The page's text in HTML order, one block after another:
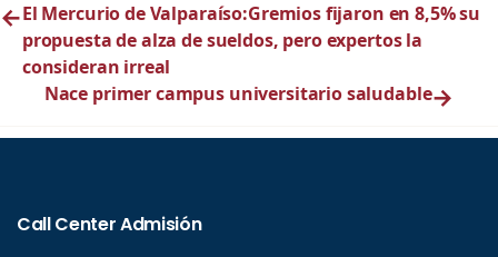
←El Mercurio de Valparaíso:Gremios fijaron en 8,5% su
propuesta de alza de sueldos, pero expertos la
consideran irreal
Nace primer campus universitario saludable→